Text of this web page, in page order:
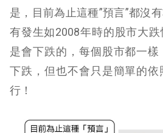
是，目前為止這種”預言”都沒
有發生如2008年時的股市大
是會下跌的，每個股市都一
下跌，但也不會只是簡單的
行！